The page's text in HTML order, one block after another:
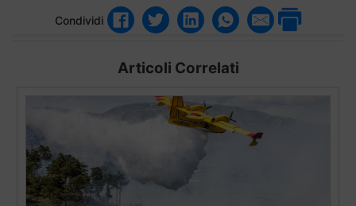
Condividi
Articoli Correlati